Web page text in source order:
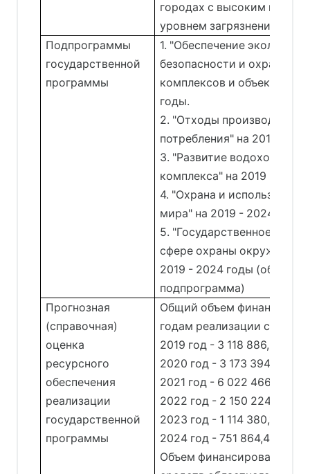
городах с высоким и
уровнем загрязнения
Подпрограммы
государственной
программы
1. "Обеспечение
безопасности и охраны
комплексов и объектов"
годы.
2. "Отходы производства и
потребления" на 2019 -
3. "Развитие
комплекса" на 2019 - 2024
4. "Охрана и
мира" на 2019 - 2024 годы.
5. "Государственное
сфере охраны
2019 - 2024 годы
подпрограмма)
Прогнозная
(справочная)
оценка
ресурсного
обеспечения
реализации
государственной
программы
Общий объем
годам реализации
2019 год - 3 118 886,3 тыс.
2020 год - 3 173 394,2 тыс.
2021 год - 6 022 466,3 тыс.
2022 год - 2 150 224,1 тыс.
2023 год - 1 114 380,1 тыс.
2024 год - 751 864,4 тыс.
Объем финансирования за